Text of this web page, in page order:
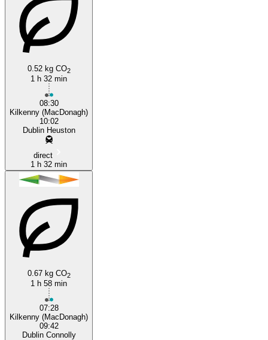
0.52 kg CO2
1 h 32 min
08:30
Kilkenny (MacDonagh)
10:02
Dublin Heuston
direct
1 h 32 min
0.67 kg CO2
1 h 58 min
07:28
Kilkenny (MacDonagh)
09:42
Dublin Connolly